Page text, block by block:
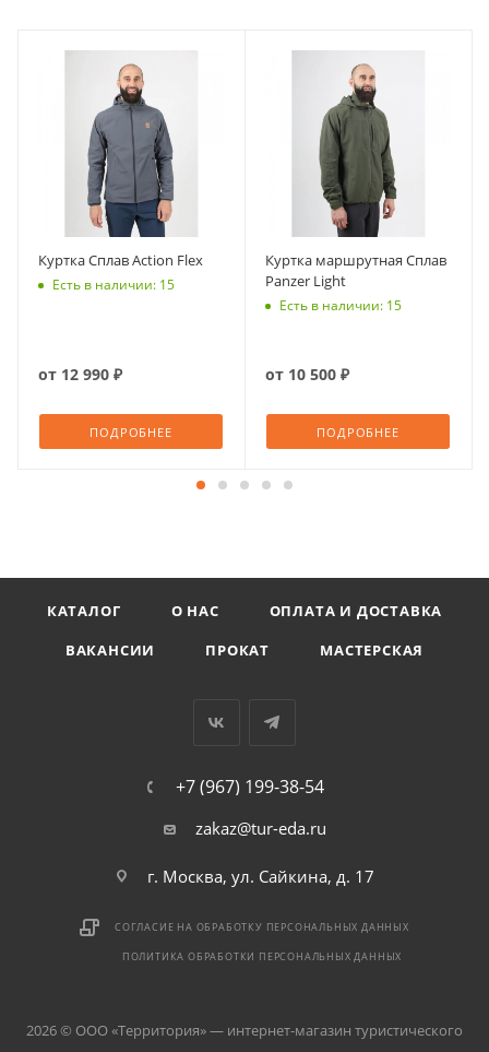
Куртка Сплав Action Flex
Есть в наличии: 15
от 12 990 ₽
ПОДРОБНЕЕ
Куртка маршрутная Сплав
Panzer Light
Есть в наличии: 15
от 10 500 ₽
ПОДРОБНЕЕ
КАТАЛОГ О НАС
ОПЛАТА И ДОСТАВКА
ВАКАНСИИ
ПРОКАТ МАСТЕРСКАЯ
+7 (967) 199-38-54
zakaz@tur-eda.ru
г. Москва, ул. Сайкина, д. 17
СОГЛАСИЕ НА ОБРАБОТКУ ПЕРСОНАЛЬНЫХ ДАННЫХ
ПОЛИТИКА ОБРАБОТКИ ПЕРСОНАЛЬНЫХ ДАННЫХ
2026 © ООО «Территория» — интернет-магазин туристического